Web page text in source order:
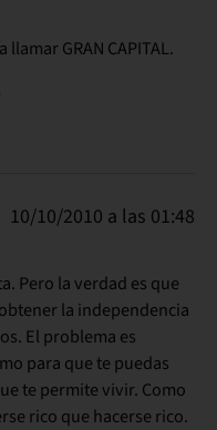
GRAN CAPITAL.
10/10/2010 a las 01:48
Pero la verdad es que
la independencia
El problema es
para que te puedas
te permite vivir. Como
rico que hacerse rico.